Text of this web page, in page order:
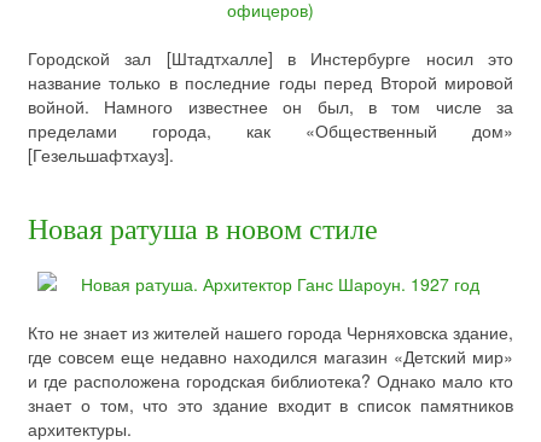
Городской зал [Штадтхалле] в Инстербурге носил это
название только в последние годы перед Второй мировой
войной. Намного известнее он был, в том числе за
пределами города, как «Общественный дом»
[Гезельшафтхауз].
Новая ратуша в новом стиле
Кто не знает из жителей нашего города Черняховска здание,
где совсем еще недавно находился магазин «Детский мир»
и где расположена городская библиотека? Однако мало кто
знает о том, что это здание входит в список памятников
архитектуры.